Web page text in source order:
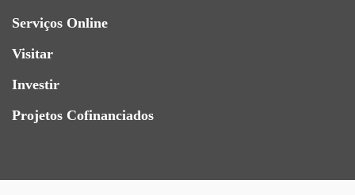
Serviços Online
Visitar
Investir
Projetos Cofinanciados